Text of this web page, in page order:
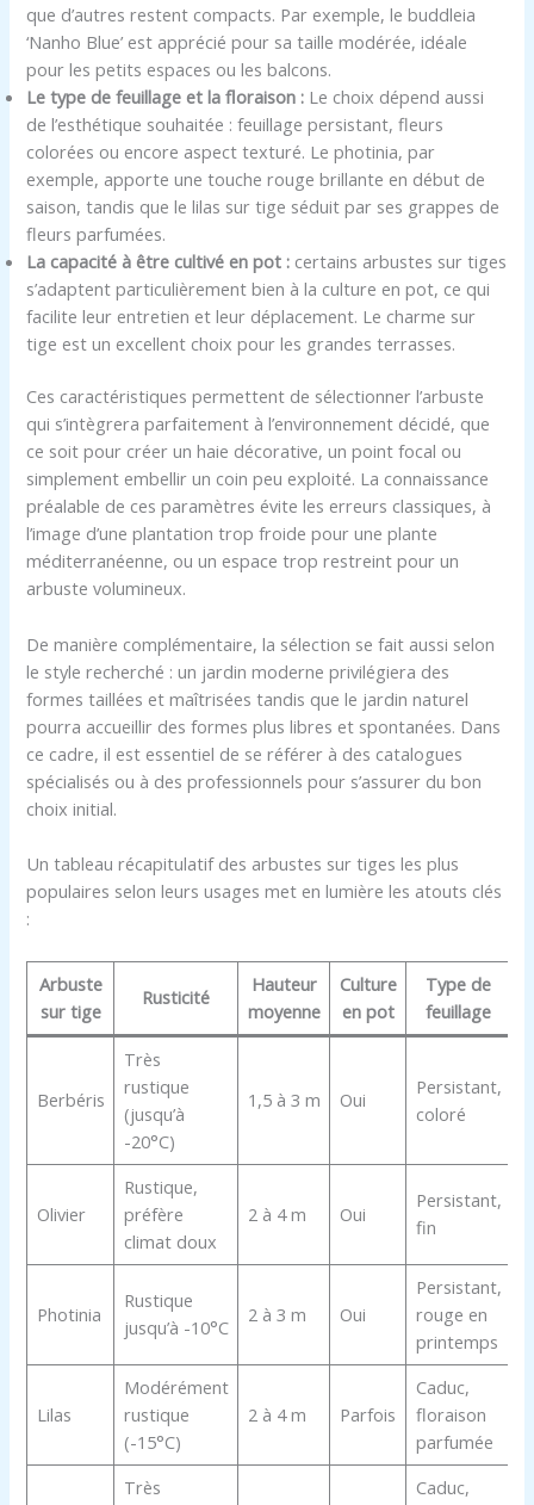
que d’autres restent compacts. Par exemple, le buddleia
‘Nanho Blue’ est apprécié pour sa taille modérée, idéale
pour les petits espaces ou les balcons.
Le type de feuillage et la floraison : Le choix dépend aussi
de l’esthétique souhaitée : feuillage persistant, fleurs
colorées ou encore aspect texturé. Le photinia, par
exemple, apporte une touche rouge brillante en début de
saison, tandis que le lilas sur tige séduit par ses grappes de
fleurs parfumées.
La capacité à être cultivé en pot : certains arbustes sur tiges
s’adaptent particulièrement bien à la culture en pot, ce qui
facilite leur entretien et leur déplacement. Le charme sur
tige est un excellent choix pour les grandes terrasses.
Ces caractéristiques permettent de sélectionner l’arbuste
qui s’intègrera parfaitement à l’environnement décidé, que
ce soit pour créer un haie décorative, un point focal ou
simplement embellir un coin peu exploité. La connaissance
préalable de ces paramètres évite les erreurs classiques, à
l’image d’une plantation trop froide pour une plante
méditerranéenne, ou un espace trop restreint pour un
arbuste volumineux.
De manière complémentaire, la sélection se fait aussi selon
le style recherché : un jardin moderne privilégiera des
formes taillées et maîtrisées tandis que le jardin naturel
pourra accueillir des formes plus libres et spontanées. Dans
ce cadre, il est essentiel de se référer à des catalogues
spécialisés ou à des professionnels pour s’assurer du bon
choix initial.
Un tableau récapitulatif des arbustes sur tiges les plus
populaires selon leurs usages met en lumière les atouts clés
:
Arbuste
sur tige
Rusticité
Hauteur
moyenne
Culture
en pot
Type de
feuillage
Berbéris
Très
rustique
(jusqu’à
-20°C)
1,5 à 3 m Oui
Persistant,
coloré
Olivier
Rustique,
préfère
climat doux
2 à 4 m Oui
Persistant,
fin
Photinia
Rustique
jusqu’à -10°C
2 à 3 m Oui
Persistant,
rouge en
printemps
Lilas
Modérément
rustique
(-15°C)
2 à 4 m Parfois
Caduc,
floraison
parfumée
Très
Caduc,